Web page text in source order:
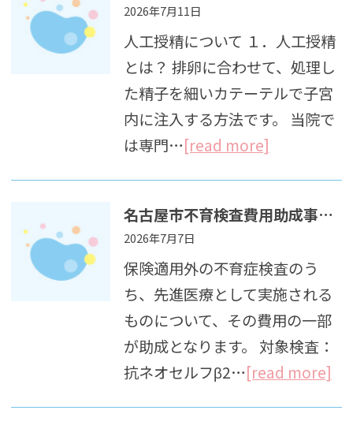
2026年7月11日
人工授精について １．人工授精
とは？ 排卵に合わせて、処理し
た精子を細いカテーテルで子宮
内に注入する方法です。 当院で
は専門…[read more]
名古屋市不育検査費用助成事業のお知らせ
2026年7月7日
保険適用外の不育症検査のう
ち、先進医療として実施される
ものについて、その費用の一部
が助成となります。 対象検査：
抗ネオセルフβ2…[read more]